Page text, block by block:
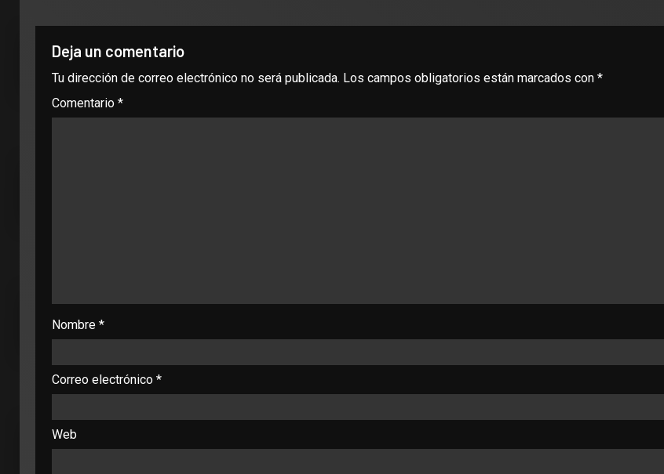
Deja un comentario
Tu dirección de correo electrónico no será publicada. Los campos obligatorios están marcados con *
Comentario *
Nombre *
Correo electrónico *
Web